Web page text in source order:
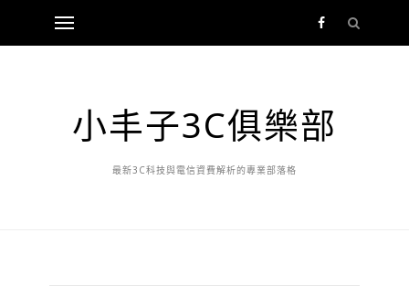
小丰子3C俱樂部
最新3C科技與電信資費解析的專業部落格